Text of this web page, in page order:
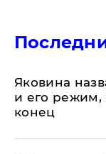
Яковина
и его режим,
конец